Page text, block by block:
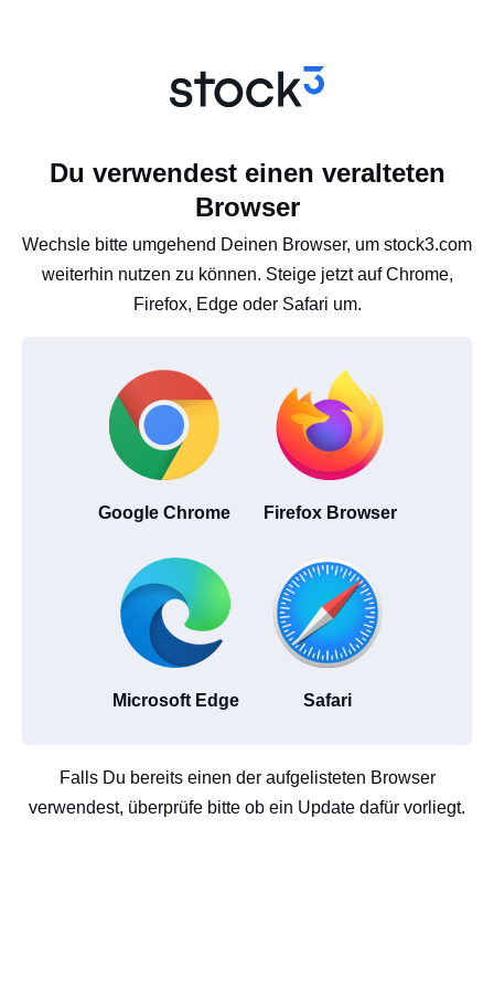
Du verwendest einen veralteten
Browser
Wechsle bitte umgehend Deinen Browser, um stock3.com
weiterhin nutzen zu können. Steige jetzt auf Chrome,
Firefox, Edge oder Safari um.
Google Chrome Firefox Browser
Microsoft Edge Safari
Falls Du bereits einen der aufgelisteten Browser
verwendest, überprüfe bitte ob ein Update dafür vorliegt.